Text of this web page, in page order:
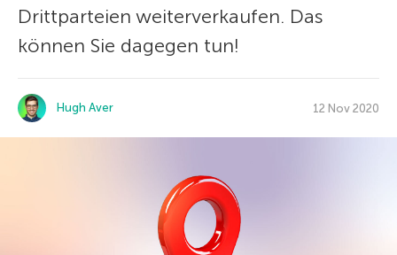
Drittparteien weiterverkaufen. Das
können Sie dagegen tun!
Hugh Aver 12 Nov 2020